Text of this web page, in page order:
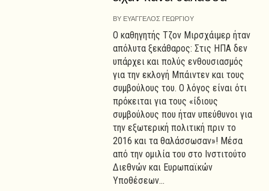
BY ΕΥΑΓΓΕΛΟΣ ΓΕΩΡΓΙΟΥ
Ο καθηγητής Τζον Μιρσχάιμερ ήταν
απόλυτα ξεκάθαρος: Στις ΗΠΑ δεν
υπάρχει και πολύς ενθουσιασμός
για την εκλογή Μπάιντεν και τους
συμβούλους του. Ο λόγος είναι ότι
πρόκειται για τους «ίδιους
συμβούλους που ήταν υπεύθυνοι για
την εξωτερική πολιτική πριν το
2016 και τα θαλάσσωσαν»! Μέσα
από την ομιλία του στο Ινστιτούτο
Διεθνών και Ευρωπαϊκών
Υποθέσεων...